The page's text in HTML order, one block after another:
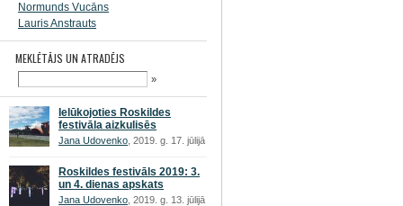
Normunds Vucāns
Lauris Anstrauts
MEKLĒTĀJS UN ATRADĒJS
»
Ielūkojoties Roskildes
festivāla aizkulisēs
Jana Udovenko , 2019. g. 17. jūlijā
Roskildes festivāls 2019: 3.
un 4. dienas apskats
Jana Udovenko , 2019. g. 13. jūlijā